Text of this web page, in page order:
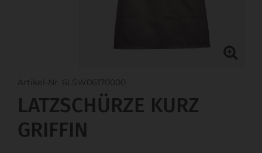
Artikel-Nr. 6LSW06170000
LATZSCHÜRZE KURZ
GRIFFIN